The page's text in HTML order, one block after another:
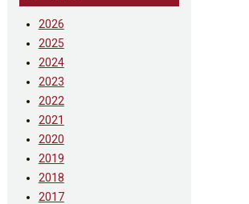
2026
2025
2024
2023
2022
2021
2020
2019
2018
2017